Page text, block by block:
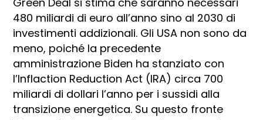
480 miliardi di euro all’anno sino al 2030 di
investimenti addizionali. Gli USA non sono da
meno, poiché la precedente
amministrazione Biden ha stanziato con
l’Inflaction Reduction Act (IRA) circa 700
miliardi di dollari l’anno per i sussidi alla
transizione energetica. Su questo fronte